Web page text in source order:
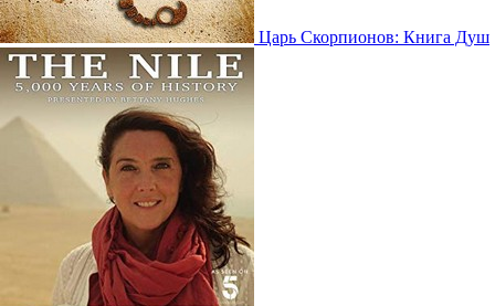
Царь Скорпионов: Книга Душ